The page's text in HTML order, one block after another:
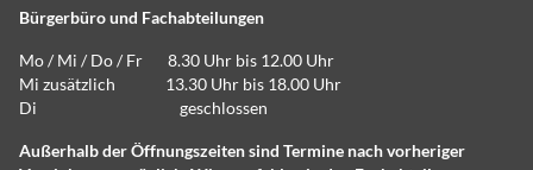
Bürgerbüro und Fachabteilungen
Mo / Mi / Do / Fr 8.30 Uhr bis 12.00 Uhr
Mi zusätzlich 13.30 Uhr bis 18.00 Uhr
Di geschlossen
Außerhalb der Öffnungszeiten sind Termine nach vorheriger